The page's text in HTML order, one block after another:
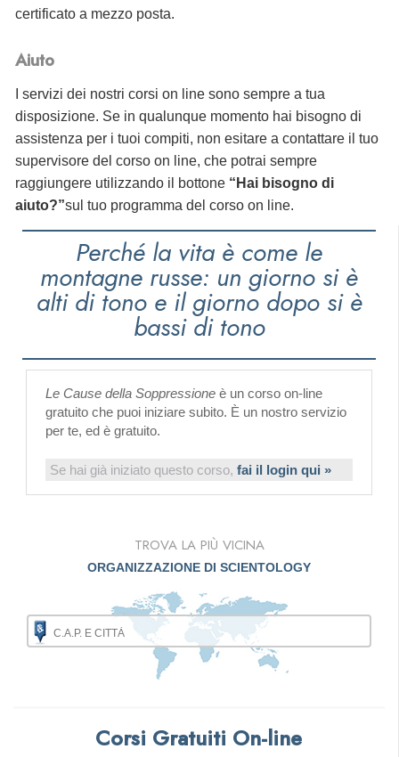
certificato a mezzo posta.
Aiuto
I servizi dei nostri corsi on line sono sempre a tua
disposizione. Se in qualunque momento hai bisogno di
assistenza per i tuoi compiti, non esitare a contattare il tuo
supervisore del corso on line, che potrai sempre
raggiungere utilizzando il bottone “Hai bisogno di
aiuto?”sul tuo programma del corso on line.
Perché la vita è come le
montagne russe: un giorno si è
alti di tono e il giorno dopo si è
bassi di tono
Le Cause della Soppressione è un corso on-line
gratuito che puoi iniziare subito. È un nostro servizio
per te, ed è gratuito.
Se hai già iniziato questo corso, fai il login qui »
TROVA LA PIÙ VICINA
ORGANIZZAZIONE DI SCIENTOLOGY
Corsi Gratuiti On-line